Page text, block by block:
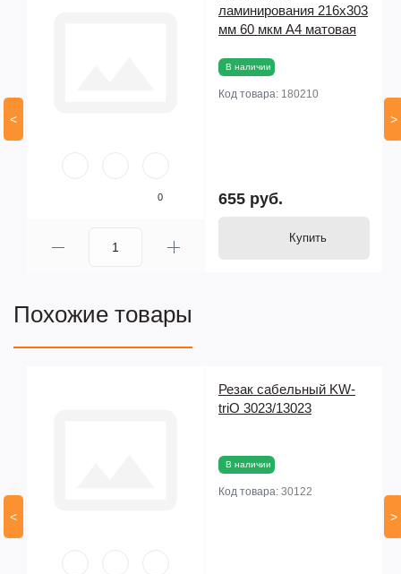
<
0
ламинирования 216х303
мм 60 мкм А4 матовая
В наличии
Код товара: 180210
655 руб.
Купить
>
Похожие товары
<
Резак сабельный KW-
triO 3023/13023
В наличии
Код товара: 30122
>